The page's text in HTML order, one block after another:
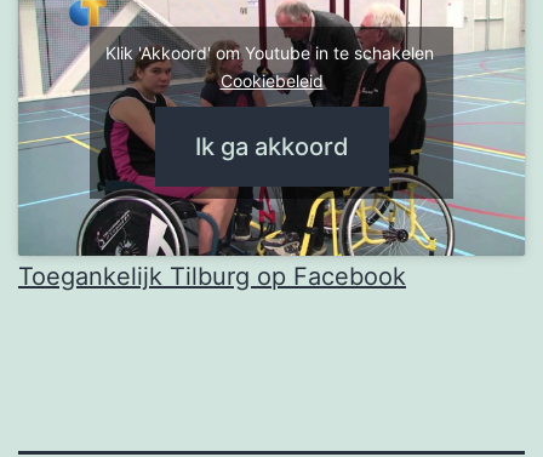
Klik 'Akkoord' om Youtube in te schakelen
Cookiebeleid
Ik ga akkoord
Toegankelijk Tilburg op Facebook